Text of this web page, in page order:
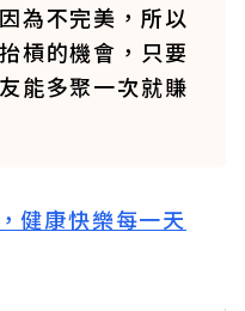
為不完美，所以
槓的機會，只要
能多聚一次就賺
健康快樂每一天